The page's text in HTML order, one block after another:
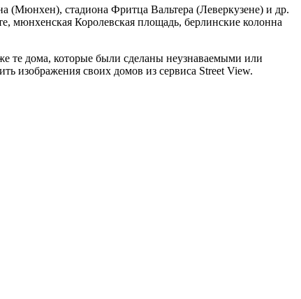
(Мюнхен), стадиона Фритца Вальтера (Леверкузене) и др.
мюнхенская Королевская площадь, берлинские колонна
те дома, которые были сделаны неузнаваемыми или
изображения своих домов из сервиса Street View.